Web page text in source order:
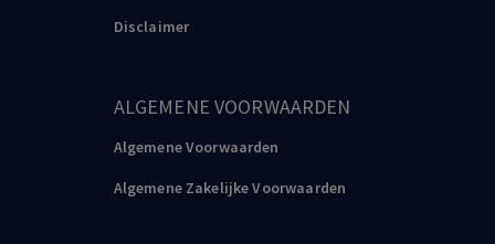
Disclaimer
ALGEMENE VOORWAARDEN
Algemene Voorwaarden
Algemene Zakelijke Voorwaarden